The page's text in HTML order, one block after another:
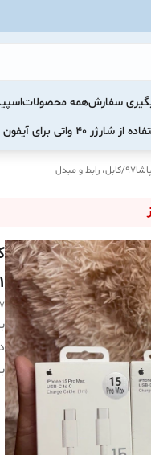
سفارشهمه محصولات
برای آیفون های سری ۱۷ و ۱۶
/کابل، رابط و مبدل
1متر